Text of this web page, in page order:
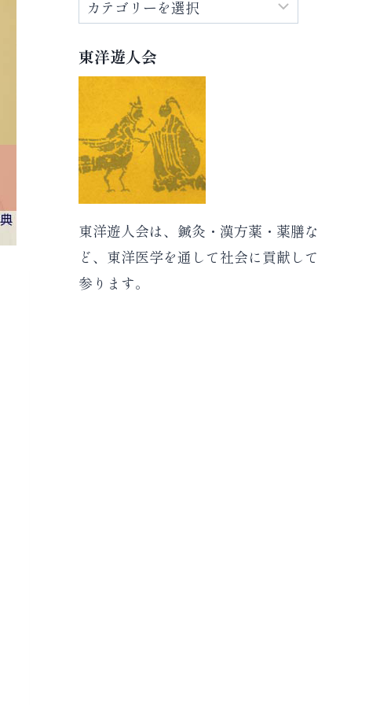
テ
ゴ
リ
東洋遊人会
東洋遊人会は、鍼灸・漢方薬・薬膳な
ど、東洋医学を通して社会に貢献して
参ります。